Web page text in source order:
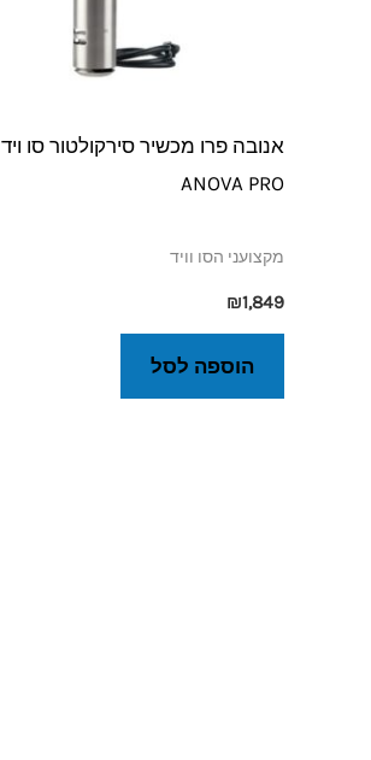
אנובה פרו מכשיר סירקולטור סו ויד
ANOVA PRO
מקצועני הסו וויד
₪1,849
הוספה לסל